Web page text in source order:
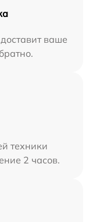
ваше
техники
2 часов.